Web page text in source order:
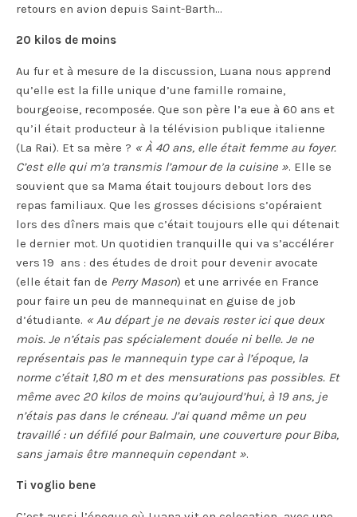
retours en avion depuis Saint-Barth…
20 kilos de moins
Au fur et à mesure de la discussion, Luana nous apprend
qu’elle est la fille unique d’une famille romaine,
bourgeoise, recomposée. Que son père l’a eue à 60 ans et
qu’il était producteur à la télévision publique italienne
(La Rai). Et sa mère ? « À 40 ans, elle était femme au foyer.
C’est elle qui m’a transmis l’amour de la cuisine ». Elle se
souvient que sa Mama était toujours debout lors des
repas familiaux. Que les grosses décisions s’opéraient
lors des dîners mais que c’était toujours elle qui détenait
le dernier mot. Un quotidien tranquille qui va s’accélérer
vers 19 ans : des études de droit pour devenir avocate
(elle était fan de Perry Mason) et une arrivée en France
pour faire un peu de mannequinat en guise de job
d’étudiante. « Au départ je ne devais rester ici que deux
mois. Je n’étais pas spécialement douée ni belle. Je ne
représentais pas le mannequin type car à l’époque, la
norme c’était 1,80 m et des mensurations pas possibles. Et
même avec 20 kilos de moins qu’aujourd’hui, à 19 ans, je
n’étais pas dans le créneau. J’ai quand même un peu
travaillé : un défilé pour Balmain, une couverture pour Biba,
sans jamais être mannequin cependant ».
Ti voglio bene